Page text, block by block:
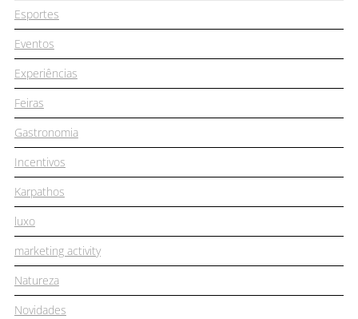
Esportes
Eventos
Experiências
Feiras
Gastronomia
Incentivos
Karpathos
luxo
marketing activity
Natureza
Novidades